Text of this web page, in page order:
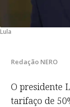
Lula
Redação NERO
O presidente
tarifaço de